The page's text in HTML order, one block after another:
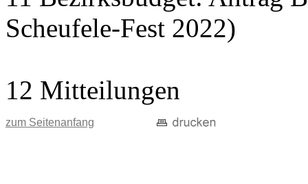
Scheufele-Fest 2022)
12 Mitteilungen
zum Seitenanfang